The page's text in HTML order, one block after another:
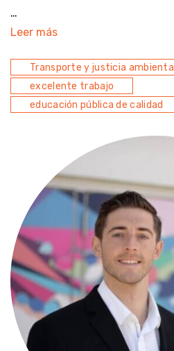
…
Leer más
Transporte y justicia ambiental
excelente trabajo
educación pública de calidad